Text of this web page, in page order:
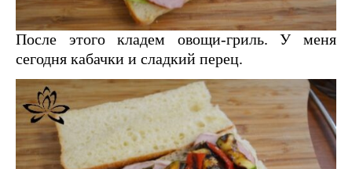
После этого кладем овощи-гриль. У меня
сегодня кабачки и сладкий перец.